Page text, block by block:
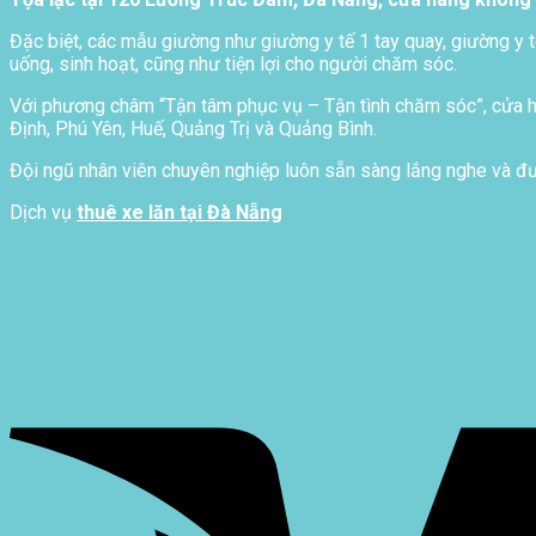
Đặc biệt, các mẫu giường như giường y tế 1 tay quay, giường
uống, sinh hoạt, cũng như tiện lợi cho người chăm sóc.
Với phương châm “Tận tâm phục vụ – Tận tình chăm sóc”, cửa
Định, Phú Yên, Huế, Quảng Trị và Quảng Bình.
Đội ngũ nhân viên chuyên nghiệp luôn sẵn sàng lắng nghe và
Dịch vụ thuê xe lăn tại Đà Nẵng